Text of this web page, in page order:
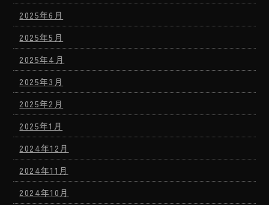
2025年6月
2025年5月
2025年4月
2025年3月
2025年2月
2025年1月
2024年12月
2024年11月
2024年10月